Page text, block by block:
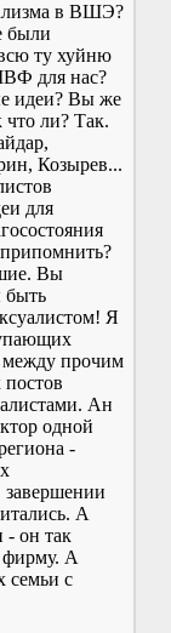
в ВШЭ?
были
ту хуйню
для нас?
идеи? Вы же
что ли? Так.
Козырев...
для
Вы
быть
Я
между прочим
Ан
одной
-
завершении
А
- он так
фирму. А
семьи с